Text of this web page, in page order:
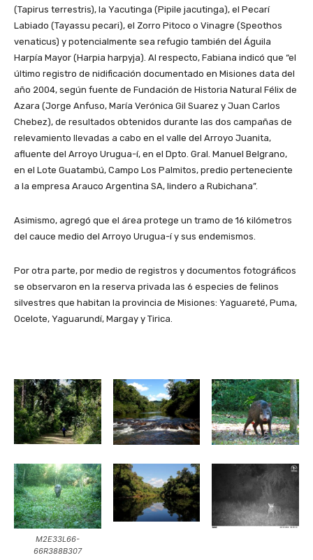
(Tapirus terrestris), la Yacutinga (Pipile jacutinga), el Pecarí
Labiado (Tayassu pecari), el Zorro Pitoco o Vinagre (Speothos
venaticus) y potencialmente sea refugio también del Águila
Harpía Mayor (Harpia harpyja). Al respecto, Fabiana indicó que “el
último registro de nidificación documentado en Misiones data del
año 2004, según fuente de Fundación de Historia Natural Félix de
Azara (Jorge Anfuso, María Verónica Gil Suarez y Juan Carlos
Chebez), de resultados obtenidos durante las dos campañas de
relevamiento llevadas a cabo en el valle del Arroyo Juanita,
afluente del Arroyo Urugua-í, en el Dpto. Gral. Manuel Belgrano,
en el Lote Guatambú, Campo Los Palmitos, predio perteneciente
a la empresa Arauco Argentina SA, lindero a Rubichana”.
Asimismo, agregó que el área protege un tramo de 16 kilómetros
del cauce medio del Arroyo Urugua-í y sus endemismos.
Por otra parte, por medio de registros y documentos fotográficos
se observaron en la reserva privada las 6 especies de felinos
silvestres que habitan la provincia de Misiones: Yaguareté, Puma,
Ocelote, Yaguarundí, Margay y Tirica.
M2E33L66-
66R388B307